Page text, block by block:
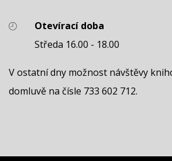
Otevírací doba
Středa 16.00 - 18.00
V ostatní dny možnost návštěvy
domluvě na čísle 733 602 712.